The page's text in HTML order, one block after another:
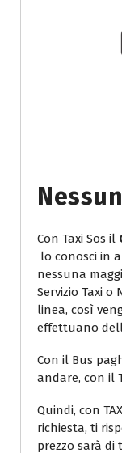
Con Taxi Sos il
lo conosci in
nessuna
Servizio Taxi o
linea, così
effettuano
Con il Bus
andare, con il
Quindi, con
richiesta, ti
prezzo sarà di